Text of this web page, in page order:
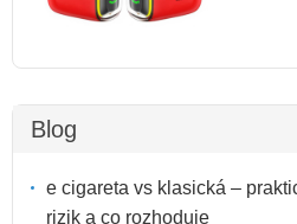
Blog
e cigareta vs klasická –
rizik a co rozhoduje